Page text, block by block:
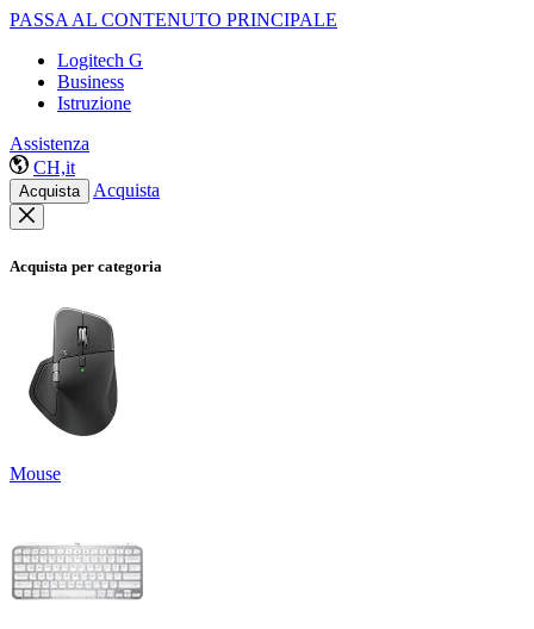
PASSA AL CONTENUTO PRINCIPALE
Logitech G
Business
Istruzione
Assistenza
CH,it
Acquista Acquista
Acquista per categoria
Mouse